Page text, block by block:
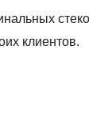
клиентов.